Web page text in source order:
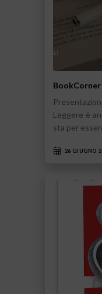
Leggere è
sta per
26 GIUGNO